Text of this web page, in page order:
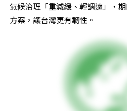
氣候治理「重減緩、輕調適」，
方案，讓台灣更有韌性。